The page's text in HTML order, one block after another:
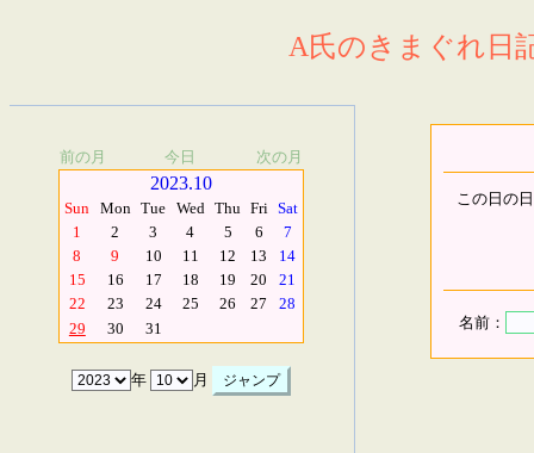
A氏のきまぐれ日
前の月 今日 次の月
2023.10
Sun Mon Tue Wed Thu Fri Sat
1
2 3 4 5 6
7
8
9 10 11 12 13
14
15
16 17 18 19 20
21
22
23 24 25 26 27
28
29
30 31
年 月
この日の
名前：